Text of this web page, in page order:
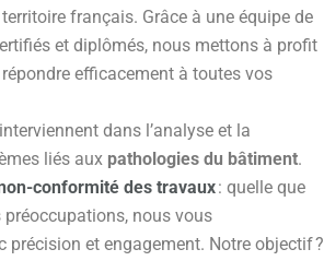
français. Grâce à une équipe de
et diplômés, nous mettons à profit
efficacement à toutes vos
dans l’analyse et la
liés aux pathologies du bâtiment.
conformité des travaux: quelle que
nous vous
précision et engagement. Notre objectif ?